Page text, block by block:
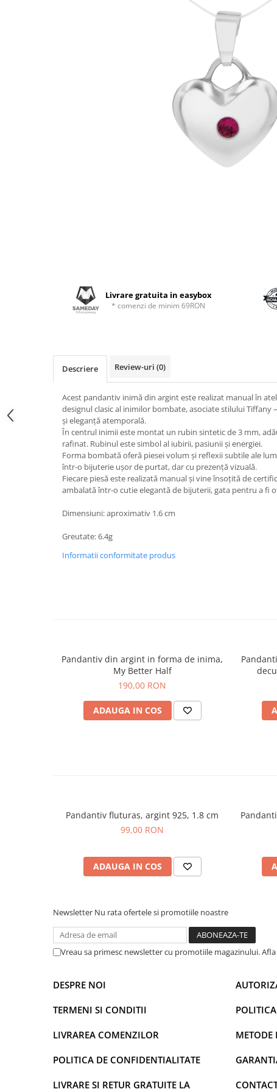
Livrare gratuita in easybox
* comenzi de minim 69RON
Descriere Review-uri (0)
Acest pandantiv inimă din argint este realizat manual în
designul clasic al inimilor bombate, asociate stilului
și eleganță atemporală.
În centrul inimii este montat un rubin sintetic de 3 mm,
rafinat. Rubinul este simbol al iubirii, pasiunii și energiei.
Forma bombată oferă piesei volum și reflexii subtile ale
într-o bijuterie ușor de purtat, dar cu prezență vizuală.
Fiecare piesă este realizată manual și vine însoțită de
ambalată într-o cutie elegantă de bijuterii, gata pentru a fi
Dimensiuni: aproximativ 1.6 cm
Greutate: 6.4g
Informatii conformitate produs
Pandantiv din argint in forma de inima,
My Better Half
190,00 RON
ADAUGA IN COS
Pandantiv fluturas, argint 925, 1.8 cm
99,00 RON
ADAUGA IN COS
Newsletter Nu rata ofertele si promotiile noastre
Vreau sa primesc newsletter cu promotiile magazinului.
DESPRE NOI
TERMENI SI CONDITII
LIVRAREA COMENZILOR
POLITICA DE CONFIDENTIALITATE
LIVRARE SI RETUR GRATUITE LA
METODE